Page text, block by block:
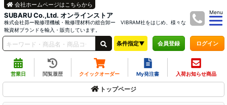
SUBARU Co.,Ltd. オンラインストア
株式会社昴ー靴修理機械・靴修理材料の総合卸ー VIBRAM社をはじめ、様々な
靴資材ブランドを輸入・販売しています。
Menu
会社ホームページはこちらから
条件指定▼ 会員登録 ログイン
営業日 閲覧履歴 クイックオーダー My発注書 入荷お知らせ商品
トップページ